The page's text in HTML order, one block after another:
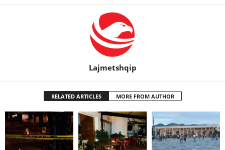
Lajmetshqip
RELATED ARTICLES MORE FROM AUTHOR